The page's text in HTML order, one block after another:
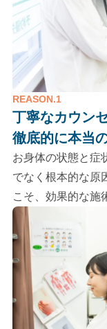
REASON.1
丁寧なカウン
徹底的に本当
お身体の状態と症
でなく根本的な原
こそ、効果的な施